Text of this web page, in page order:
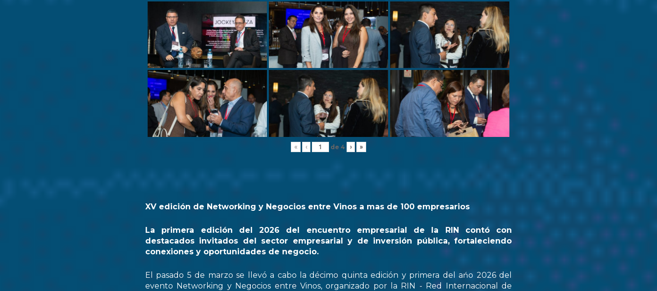
« ‹ de 4 › »
XV edición de Networking y Negocios entre Vinos a mas de 100 empresarios
La primera edición del 2026 del encuentro empresarial de la RIN contó con
destacados invitados del sector empresarial y de inversión pública, fortaleciendo
conexiones y oportunidades de negocio.
El pasado 5 de marzo se llevó a cabo la décimo quinta edición y primera del ańo 2026 del
evento Networking y Negocios entre Vinos, organizado por la RIN - Red Internacional de